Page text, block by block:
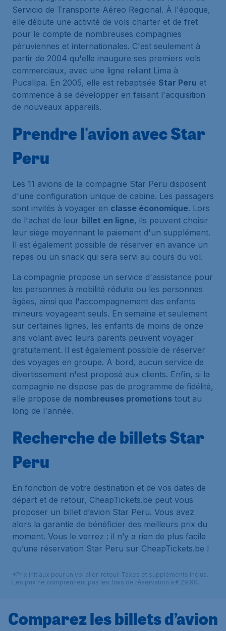
Servicio de Transporte Aéreo Regional. À l'époque,
elle débute une activité de vols charter et de fret
pour le compte de nombreuses compagnies
péruviennes et internationales. C'est seulement à
partir de 2004 qu'elle inaugure ses premiers vols
commerciaux, avec une ligne reliant Lima à
Pucallpa. En 2005, elle est rebaptisée Star Peru et
commence à se développer en faisant l'acquisition
de nouveaux appareils.
Prendre l'avion avec Star
Peru
Les 11 avions de la compagnie Star Peru disposent
d'une configuration unique de cabine. Les passagers
sont invités à voyager en classe économique. Lors
de l'achat de leur billet en ligne, ils peuvent choisir
leur siège moyennant le paiement d'un supplément.
Il est également possible de réserver en avance un
repas ou un snack qui sera servi au cours du vol.
La compagnie propose un service d'assistance pour
les personnes à mobilité réduite ou les personnes
âgées, ainsi que l'accompagnement des enfants
mineurs voyageant seuls. En semaine et seulement
sur certaines lignes, les enfants de moins de onze
ans volant avec leurs parents peuvent voyager
gratuitement. Il est également possible de réserver
des voyages en groupe. À bord, aucun service de
divertissement n'est proposé aux clients. Enfin, si la
compagnie ne dispose pas de programme de fidélité,
elle propose de nombreuses promotions tout au
long de l'année.
Recherche de billets Star
Peru
En fonction de votre destination et de vos dates de
départ et de retour, CheapTickets.be peut vous
proposer un billet d’avion Star Peru. Vous avez
alors la garantie de bénéficier des meilleurs prix du
moment. Vous le verrez : il n’y a rien de plus facile
qu’une réservation Star Peru sur CheapTickets.be !
*Prix initiaux pour un vol aller-retour. Taxes et suppléments inclus.
Les prix ne comprennent pas les frais de réservation à € 29,90.
Comparez les billets d’avion